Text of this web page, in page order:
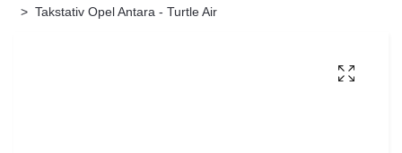
Takstativ Opel Antara - Turtle Air